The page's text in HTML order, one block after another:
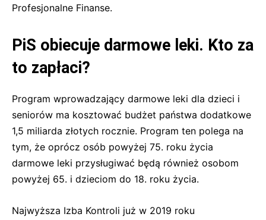
Profesjonalne Finanse.
PiS obiecuje darmowe leki. Kto za
to zapłaci?
Program wprowadzający darmowe leki dla dzieci i
seniorów ma kosztować budżet państwa dodatkowe
1,5 miliarda złotych rocznie. Program ten polega na
tym, że oprócz osób powyżej 75. roku życia
darmowe leki przysługiwać będą również osobom
powyżej 65. i dzieciom do 18. roku życia.
Najwyższa Izba Kontroli już w 2019 roku